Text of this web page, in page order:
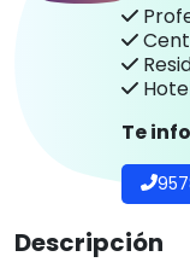
Te
Descripción